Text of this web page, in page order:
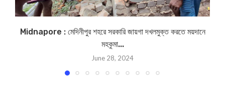
Midnapore : মেদিনীপুর শহরে সরকারি জায়গা দখলমুক্ত করতে ময়দানে
মহকুমা...
June 28, 2024